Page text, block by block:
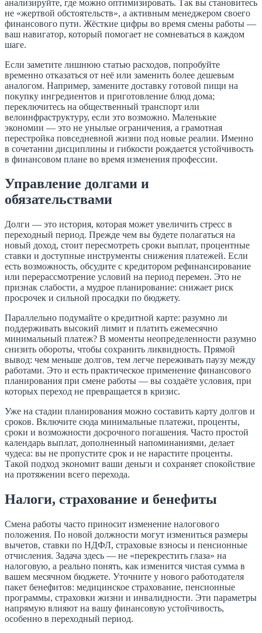
анализируйте, где можно оптимизировать. Так вы становитесь
не «жертвой обстоятельств», а активным менеджером своего
финансового пути. Жёсткие цифры во время смены работы —
ваш навигатор, который помогает не сомневаться в каждом
шаге.
Если заметите лишнюю статью расходов, попробуйте
временно отказаться от неё или заменить более дешевым
аналогом. Например, замените доставку готовой пищи на
покупку ингредиентов и приготовление блюд дома;
переключитесь на общественный транспорт или
велоинфраструктуру, если это возможно. Маленькие
экономии — это не унылые ограничения, а грамотная
перестройка повседневной жизни под новые реалии. Именно
в сочетании дисциплины и гибкости рождается устойчивость
в финансовом плане во время изменения профессии.
Управление долгами и
обязательствами
Долги — это история, которая может увеличить стресс в
переходный период. Прежде чем вы будете полагаться на
новый доход, стоит пересмотреть сроки выплат, процентные
ставки и доступные инструменты снижения платежей. Если
есть возможность, обсудите с кредитором рефинансирование
или перерассмотрение условий на период перемен. Это не
признак слабости, а мудрое планирование: снижает риск
просрочек и сильной просадки по бюджету.
Параллельно подумайте о кредитной карте: разумно ли
поддерживать высокий лимит и платить ежемесячно
минимальный платеж? В моменты неопределенности разумно
снизить обороты, чтобы сохранить ликвидность. Прямой
вывод: чем меньше долгов, тем легче переживать паузу между
работами. Это и есть практическое применение финансового
планирования при смене работы — вы создаёте условия, при
которых переход не превращается в кризис.
Уже на стадии планирования можно составить карту долгов и
сроков. Включите сюда минимальные платежи, проценты,
сроки и возможности досрочного погашения. Часто простой
календарь выплат, дополненный напоминаниями, делает
чудеса: вы не пропустите срок и не нарастите проценты.
Такой подход экономит ваши деньги и сохраняет спокойствие
на протяжении всего перехода.
Налоги, страхование и бенефиты
Смена работы часто приносит изменение налогового
положения. По новой должности могут измениться размеры
вычетов, ставки по НДФЛ, страховые взносы и пенсионные
отчисления. Задача здесь — не «перекрестить глаза» на
налоговую, а реально понять, как изменится чистая сумма в
вашем месячном бюджете. Уточните у нового работодателя
пакет бенефитов: медицинское страхование, пенсионные
программы, страховки жизни и инвалидности. Эти параметры
напрямую влияют на вашу финансовую устойчивость,
особенно в переходный период.